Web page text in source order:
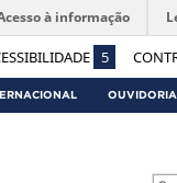
5
à informação
OUVIDORIA